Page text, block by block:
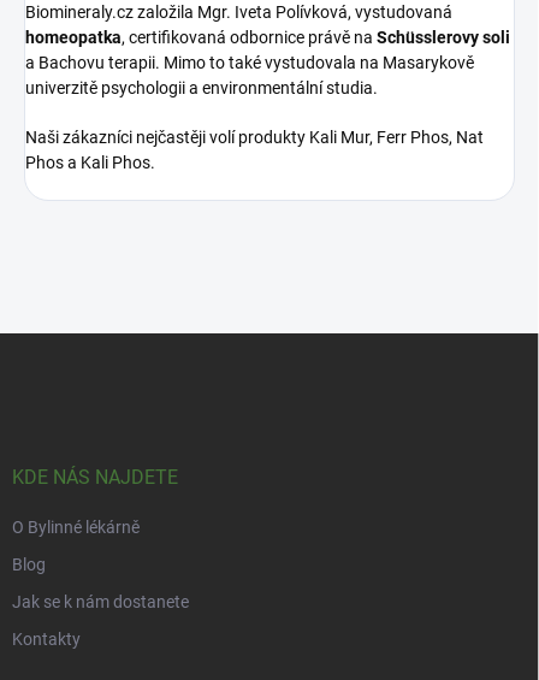
Biomineraly.cz založila Mgr. Iveta Polívková, vystudovaná
homeopatka, certifikovaná odbornice právě na Schüsslerovy soli
a Bachovu terapii. Mimo to také vystudovala na Masarykově
univerzitě psychologii a environmentální studia.
Naši zákazníci nejčastěji volí produkty Kali Mur, Ferr Phos, Nat
Phos a Kali Phos.
KDE NÁS NAJDETE
O Bylinné lékárně
Blog
Jak se k nám dostanete
Kontakty